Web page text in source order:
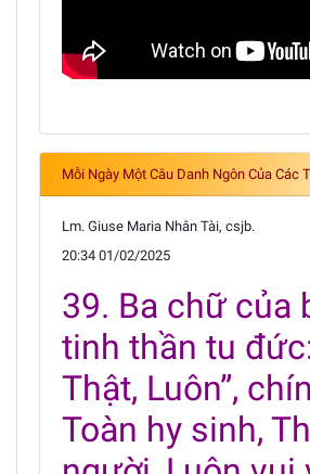
Mỗi Ngày Một Câu Danh Ngôn Của Các
Lm. Giuse Maria Nhân Tài, csjb.
20:34 01/02/2025
39. Ba chữ của
tinh thần tu
Thật, Luôn”,
Toàn hy sinh,